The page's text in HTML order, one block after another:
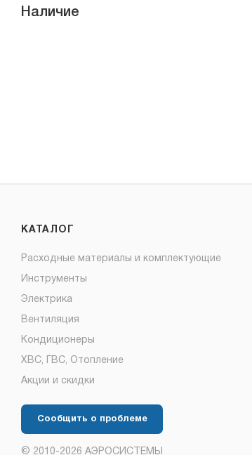
Наличие
КАТАЛОГ
Расходные материалы и комплектующие
Инструменты
Электрика
Вентиляция
Кондиционеры
ХВС, ГВС, Отопление
Акции и скидки
Сообщить о проблеме
© 2010-2026 АЭРОСИСТЕМЫ